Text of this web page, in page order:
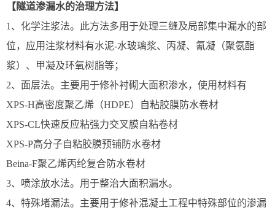
【隧道渗漏水的治理方法】
1、化学注浆法。此方法多用于处理三缝及局部集中漏水的部
位，应用注浆材料有水泥-水玻璃浆、丙凝、氰凝（聚氨酯
浆）、甲凝及环氧树脂等；
2、面层法。主要用于修补衬砌大面积渗水，使用材料有
XPS-H高密度聚乙烯（HDPE）自粘胶膜防水卷材
XPS-CL快速反应粘强力交叉膜自粘卷材
XPS-P高分子自粘胶膜预铺防水卷材
Beina-F聚乙烯丙纶复合防水卷材
3、喷涂放水法。用于整治大面积漏水。
4、特殊堵漏法。主要用于修补混凝土工程中特殊部位的渗漏